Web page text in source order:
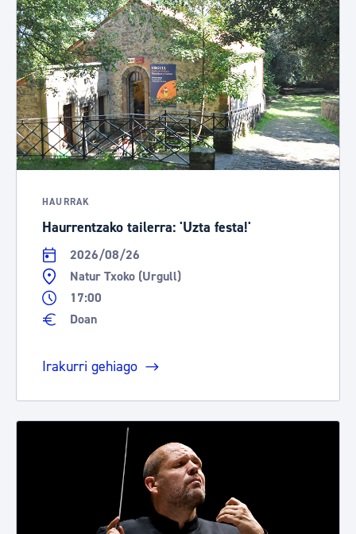
HAURRAK
Haurrentzako tailerra: 'Uzta festa!'
2026/08/26
Natur Txoko (Urgull)
17:00
Doan
Irakurri gehiago